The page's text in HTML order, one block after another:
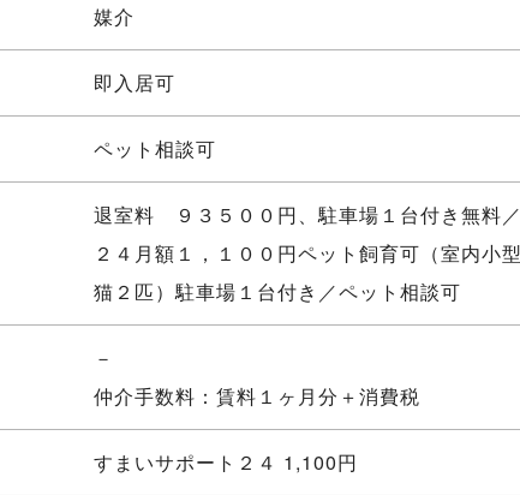
媒介
即入居可
ペット相談可
退室料 ９３５００円、駐車場１台付き無料
２４月額１，１００円ペット飼育可（室内小
猫２匹）駐車場１台付き／ペット相談可
－
仲介手数料：賃料１ヶ月分＋消費税
すまいサポート２４ 1,100円